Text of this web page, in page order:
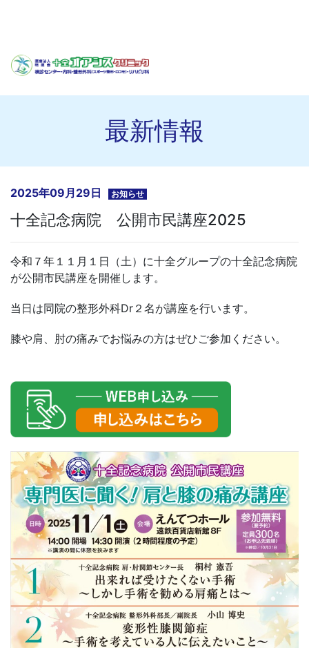
最新情報
2025年09月29日 お知らせ
十全記念病院 公開市民講座2025
令和７年１１月１日（土）に十全グループの十全記念病院
が公開市民講座を開催します。
当日は同院の整形外科Dr２名が講座を行います。
膝や肩、肘の痛みでお悩みの方はぜひご参加ください。